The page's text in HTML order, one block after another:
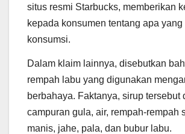
situs resmi Starbucks, memberikan
kepada konsumen tentang apa yang
konsumsi.
Dalam klaim lainnya, disebutkan
rempah labu yang digunakan
berbahaya. Faktanya, sirup tersebut
campuran gula, air, rempah-rempah
manis, jahe, pala, dan bubur labu.